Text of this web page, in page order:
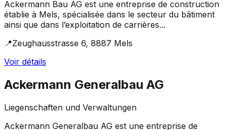
Ackermann Bau AG est une entreprise de construction
établie à Mels, spécialisée dans le secteur du bâtiment
ainsi que dans l’exploitation de carrières...
📍Zeughausstrasse 6, 8887 Mels
Voir détails
Ackermann Generalbau AG
Liegenschaften und Verwaltungen
Ackermann Generalbau AG est une entreprise de